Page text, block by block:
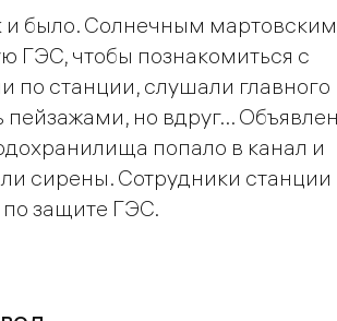
и было. Солнечным
ГЭС, чтобы познакомиться с
по станции, слушали главного
но вдруг...
попало в канал и
сирены. Сотрудники станции
защите ГЭС.